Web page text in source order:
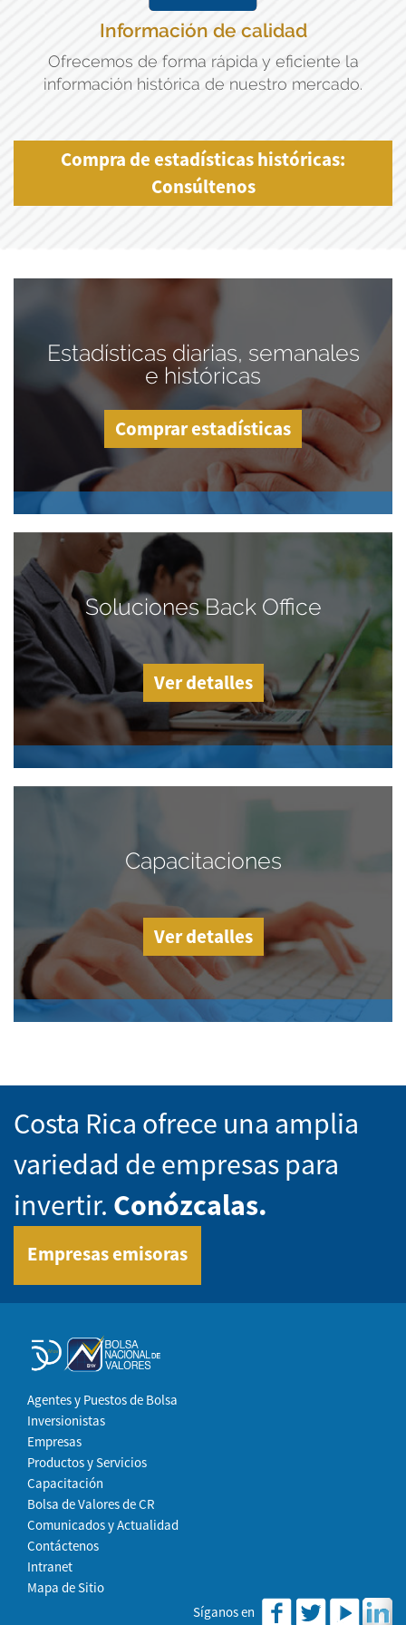
Información de calidad
Ofrecemos de forma rápida y eficiente la
información histórica de nuestro mercado.
Compra de estadísticas históricas:
Consúltenos
Estadísticas diarias, semanales
e históricas
Comprar estadísticas
Soluciones Back Office
Ver detalles
Capacitaciones
Ver detalles
Costa Rica ofrece una amplia
variedad de empresas para
invertir. Conózcalas.
Empresas emisoras
Agentes y Puestos de Bolsa
Inversionistas
Empresas
Productos y Servicios
Capacitación
Bolsa de Valores de CR
Comunicados y Actualidad
Contáctenos
Intranet
Mapa de Sitio
Síganos en